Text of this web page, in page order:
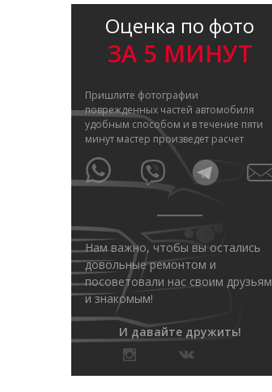
Оценка по фото
ЗА 5 МИНУТ
Пришлите фотографии
поврежденных частей автомобиля
удобным способом и в течение пяти
минут мастер произведет расчет
Нам важно, чтобы вы остались
довольные ремонтом и
посоветовали нас своим друзьям
и знакомым!
И давайте дружить!